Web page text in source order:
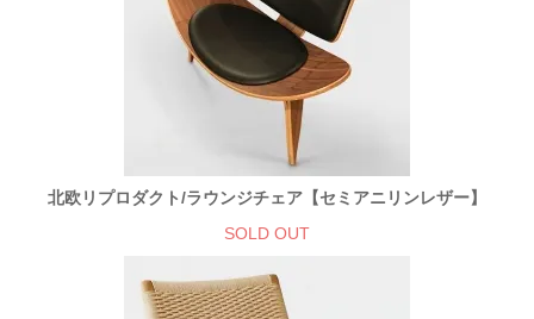
北欧リプロダクト/ラウンジチェア【セミアニリンレザー】
SOLD OUT